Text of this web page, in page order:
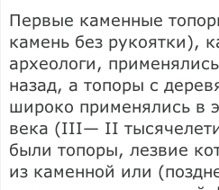
Первые каменные
камень без рукоятки),
археологи,
назад, а топоры с
широко применялись в
века (III— II
были топоры, лезвие
из каменной или